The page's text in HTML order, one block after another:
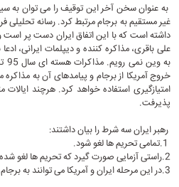
به عنوان سخن آخر این توقیف را می توان به
داشته است که با این اتفاق ایران دست پر
علی باقری، مذاکره کننده و دیپلمات ایرانی،
خروج آمریکا از برجام و پیامدهای آن به
امتیازگیری استفاده خواهد کرد. هرچند ایالات
پذیرفت.
رهبر ایران سه شرط را بیان داشتند:
2.راستی آزمایی صورت گیرد که تحریم ها لغو شده است.
3.در این مرحله ایران و آمریکا می توانند به برجام برگردند.